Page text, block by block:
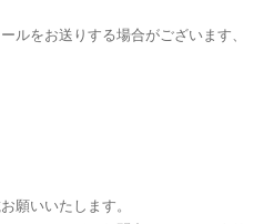
ルをお送りする場合がございます、
願いいたします。